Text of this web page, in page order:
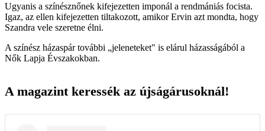
Ugyanis a színésznőnek kifejezetten imponál a rendmániás focista.
Igaz, az ellen kifejezetten tiltakozott, amikor Ervin azt mondta, hogy
Szandra vele szeretne élni.
A színész házaspár további „jeleneteket" is elárul házasságából a
Nők Lapja Évszakokban.
A magazint keressék az újságárusoknál!